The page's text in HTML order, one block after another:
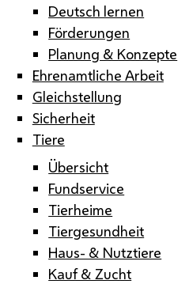
Deutsch lernen
Förderungen
Planung & Konzepte
Ehrenamtliche Arbeit
Gleichstellung
Sicherheit
Tiere
Übersicht
Fundservice
Tierheime
Tiergesundheit
Haus- & Nutztiere
Kauf & Zucht